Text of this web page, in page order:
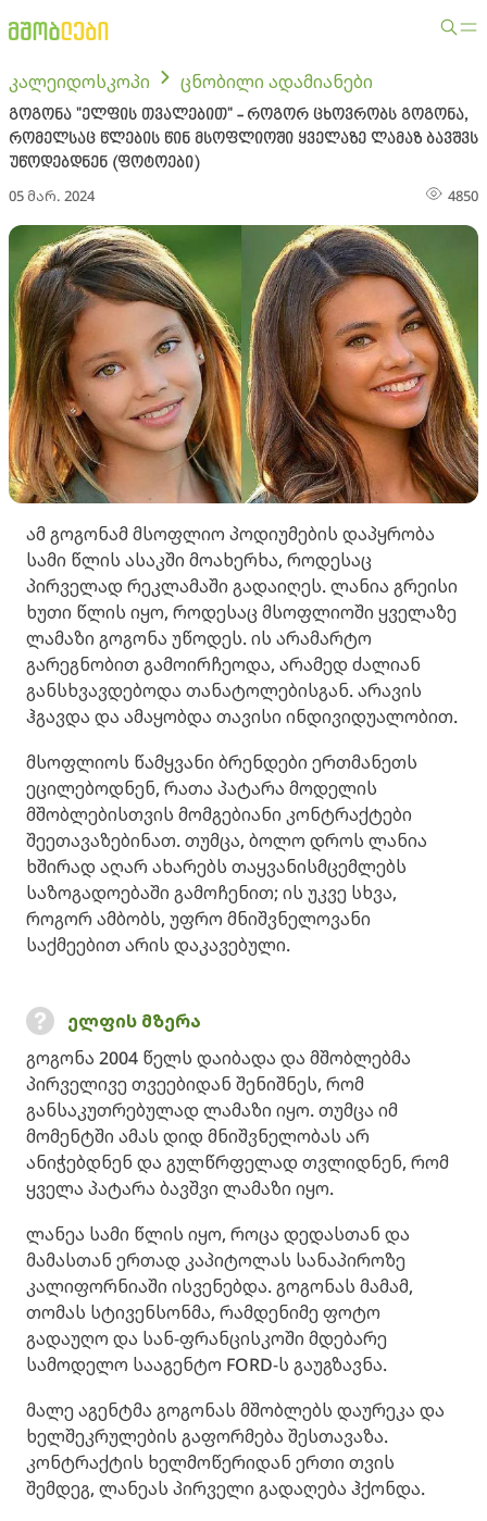
კალეიდოსკოპი ცნობილი ადამიანები
გოგონა "ელფის თვალებით" - როგორ ცხოვრობს გოგონა,
რომელსაც წლების წინ მსოფლიოში ყველაზე ლამაზ ბავშვს
უწოდებდნენ (ფოტოები)
05 მარ. 2024 4850
ამ გოგონამ მსოფლიო პოდიუმების დაპყრობა
სამი წლის ასაკში მოახერხა, როდესაც
პირველად რეკლამაში გადაიღეს. ლანია გრეისი
ხუთი წლის იყო, როდესაც მსოფლიოში ყველაზე
ლამაზი გოგონა უწოდეს. ის არამარტო
გარეგნობით გამოირჩეოდა, არამედ ძალიან
განსხვავდებოდა თანატოლებისგან. არავის
ჰგავდა და ამაყობდა თავისი ინდივიდუალობით.
მსოფლიოს წამყვანი ბრენდები ერთმანეთს
ეცილებოდნენ, რათა პატარა მოდელის
მშობლებისთვის მომგებიანი კონტრაქტები
შეეთავაზებინათ. თუმცა, ბოლო დროს ლანია
ხშირად აღარ ახარებს თაყვანისმცემლებს
საზოგადოებაში გამოჩენით; ის უკვე სხვა,
როგორ ამბობს, უფრო მნიშვნელოვანი
საქმეებით არის დაკავებული.
ელფის მზერა
გოგონა 2004 წელს დაიბადა და მშობლებმა
პირველივე თვეებიდან შენიშნეს, რომ
განსაკუთრებულად ლამაზი იყო. თუმცა იმ
მომენტში ამას დიდ მნიშვნელობას არ
ანიჭებდნენ და გულწრფელად თვლიდნენ, რომ
ყველა პატარა ბავშვი ლამაზი იყო.
ლანეა სამი წლის იყო, როცა დედასთან და
მამასთან ერთად კაპიტოლას სანაპიროზე
კალიფორნიაში ისვენებდა. გოგონას მამამ,
თომას სტივენსონმა, რამდენიმე ფოტო
გადაუღო და სან-ფრანცისკოში მდებარე
სამოდელო სააგენტო FORD-ს გაუგზავნა.
მალე აგენტმა გოგონას მშობლებს დაურეკა და
ხელშეკრულების გაფორმება შესთავაზა.
კონტრაქტის ხელმოწერიდან ერთი თვის
შემდეგ, ლანეას პირველი გადაღება ჰქონდა.